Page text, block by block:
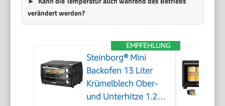
verändert werden?
EMPFEHLUNG
Steinborg® Mini
Backofen 13 Liter
Krümelblech Ober-
und Unterhitze 1.200